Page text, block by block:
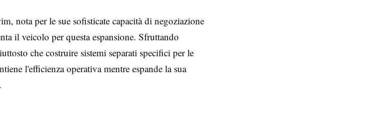
nota per le sue sofisticate capacità di negoziazione
il veicolo per questa espansione. Sfruttando
che costruire sistemi separati specifici per le
l'efficienza operativa mentre espande la sua